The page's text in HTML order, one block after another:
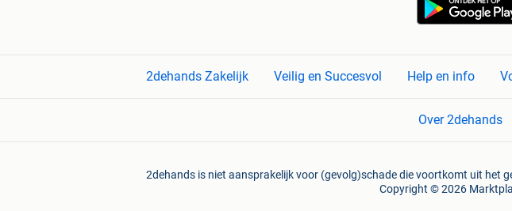
2dehands Zakelijk Veilig en Succesvol Help en info
Over 2dehands
2dehands is niet aansprakelijk voor (gevolg)schade die voortkomt uit het
Copyright © 2026